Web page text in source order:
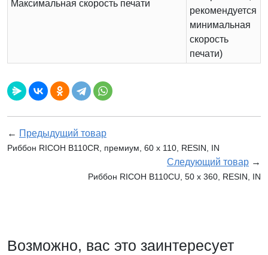
Максимальная скорость печати
рекомендуется
минимальная
скорость
печати)
← Предыдущий товар
Риббон RICOH B110CR, премиум, 60 x 110, RESIN, IN
Следующий товар →
Риббон RICOH B110CU, 50 х 360, RESIN, IN
Возможно, вас это заинтересует